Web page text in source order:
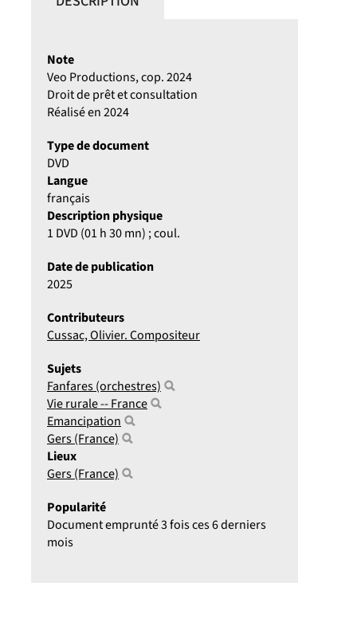
Note
Veo Productions, cop. 2024
Droit de prêt et consultation
Réalisé en 2024
Type de document
DVD
Langue
français
Description physique
1 DVD (01 h 30 mn) ; coul.
Date de publication
2025
Contributeurs
Cussac, Olivier. Compositeur
Sujets
Fanfares (orchestres)
Vie rurale -- France
Emancipation
Gers (France)
Lieux
Gers (France)
Popularité
Document emprunté 3 fois ces 6 derniers
mois